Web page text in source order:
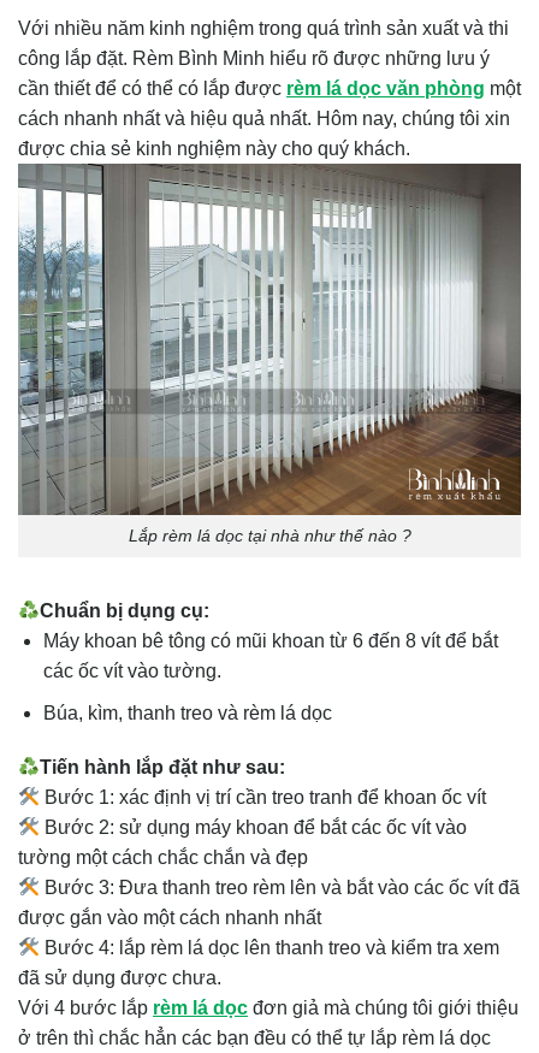
Với nhiều năm kinh nghiệm trong quá trình sản xuất và thi
công lắp đặt. Rèm Bình Minh hiểu rõ được những lưu ý
cần thiết để có thể có lắp được rèm lá dọc văn phòng một
cách nhanh nhất và hiệu quả nhất. Hôm nay, chúng tôi xin
được chia sẻ kinh nghiệm này cho quý khách.
Lắp rèm lá dọc tại nhà như thế nào ?
Chuẩn bị dụng cụ:
Máy khoan bê tông có mũi khoan từ 6 đến 8 vít để bắt
các ốc vít vào tường.
Búa, kìm, thanh treo và rèm lá dọc
Tiến hành lắp đặt như sau:
Bước 1: xác định vị trí cần treo tranh để khoan ốc vít
Bước 2: sử dụng máy khoan để bắt các ốc vít vào
tường một cách chắc chắn và đẹp
Bước 3: Đưa thanh treo rèm lên và bắt vào các ốc vít đã
được gắn vào một cách nhanh nhất
Bước 4: lắp rèm lá dọc lên thanh treo và kiểm tra xem
đã sử dụng được chưa.
Với 4 bước lắp rèm lá dọc đơn giả mà chúng tôi giới thiệu
ở trên thì chắc hẳn các bạn đều có thể tự lắp rèm lá dọc